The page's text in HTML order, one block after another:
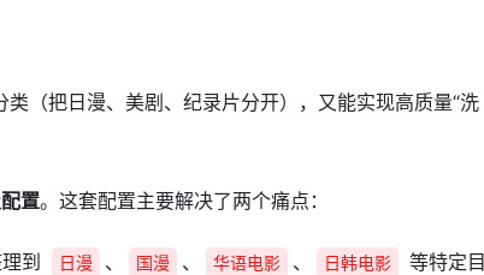
（把日漫、美剧、纪录片分开），又能实现高质量“洗
置。这套配置主要解决了两个痛点：
到 日漫 、 国漫 、 华语电影 、 日韩电影
等特定目